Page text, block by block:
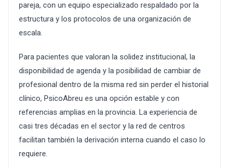
pareja, con un equipo especializado respaldado por la
estructura y los protocolos de una organización de
escala.
Para pacientes que valoran la solidez institucional, la
disponibilidad de agenda y la posibilidad de cambiar de
profesional dentro de la misma red sin perder el historial
clínico, PsicoAbreu es una opción estable y con
referencias amplias en la provincia. La experiencia de
casi tres décadas en el sector y la red de centros
facilitan también la derivación interna cuando el caso lo
requiere.